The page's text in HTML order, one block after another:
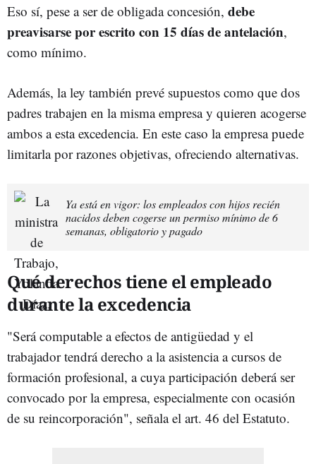
Eso sí, pese a ser de obligada concesión, debe
preavisarse por escrito con 15 días de antelación,
como mínimo.
Además, la ley también prevé supuestos como que dos
padres trabajen en la misma empresa y quieren acogerse
ambos a esta excedencia. En este caso la empresa puede
limitarla por razones objetivas, ofreciendo alternativas.
Ya está en vigor: los empleados con hijos recién
nacidos deben cogerse un permiso mínimo de 6
semanas, obligatorio y pagado
Qué derechos tiene el empleado
durante la excedencia
"Será computable a efectos de antigüedad y el
trabajador tendrá derecho a la asistencia a cursos de
formación profesional, a cuya participación deberá ser
convocado por la empresa, especialmente con ocasión
de su reincorporación", señala el art. 46 del Estatuto.